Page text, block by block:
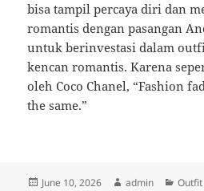
bisa tampil percaya diri dan
romantis dengan pasangan
untuk berinvestasi dalam
kencan romantis. Karena
oleh Coco Chanel, “Fashion
the same.”
Posted
June 10, 2026 Author
admin Outfit